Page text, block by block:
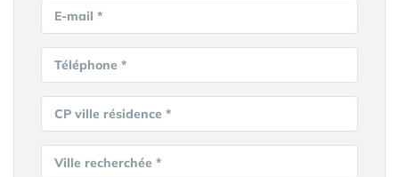
E-mail *
Téléphone *
CP ville résidence *
Ville recherchée *